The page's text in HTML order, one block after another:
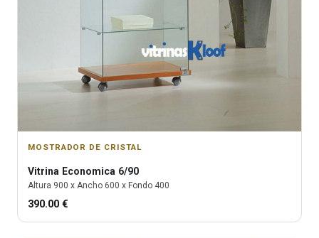
MOSTRADOR DE CRISTAL
Vitrina Economica 6/90
Altura 900 x Ancho 600 x Fondo 400
390.00 €